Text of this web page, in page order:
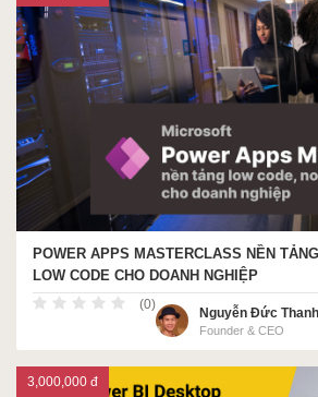
Power BI
POWER APPS MASTERCLASS NỀN
LOW CODE CHO DOANH NGHIỆP
(0)
Nguyễn Đức Thanh
Founder & CEO
3,000,000 đ